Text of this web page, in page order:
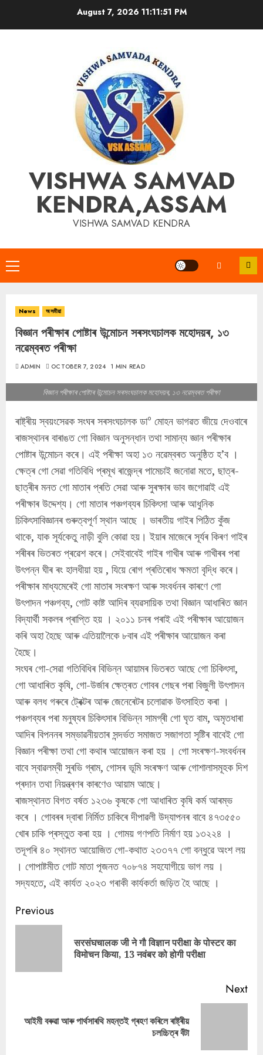
August 7, 2026 11:11:52 PM
VISHWA SAMVAD
KENDRA,ASSAM
VISHWA SAMVAD KENDRA
Primary
Menu
News অসমীয়া
বিজ্ঞান পৰীক্ষাৰ পোষ্টাৰ উন্মোচন সৰসংঘচালক মহোদয়ৰ, ১৩
নৱেম্বৰত পৰীক্ষা
ADMIN OCTOBER 7, 2024 1 MIN READ
বিজ্ঞান পৰীক্ষাৰ পোষ্টাৰ উন্মোচন সৰসংঘচালক মহোদয়ৰ, ১৩ নৱেম্বৰত পৰীক্ষা
ৰাষ্ট্ৰীয় স্বয়ংসেৱক সংঘৰ সৰসংঘচালক ডা° মোহন ভাগৱত জীয়ে দেওবাৰে
ৰাজস্থানৰ বাৰাঙত গো বিজ্ঞান অনুসন্ধান তথা সামান্য জ্ঞান পৰীক্ষাৰ
পোষ্টাৰ উন্মোচন কৰে।‌ এই পৰীক্ষা অহা ১৩ নৱেম্বৰত অনুষ্ঠিত হ’ব ।
ক্ষেত্ৰ গো সেৱা গতিবিধি প্ৰমূখ ৰাজেন্দ্ৰ পামেচাই জনোৱা মতে, ছাত্ৰ-
ছাত্ৰীৰ মনত গো মাতাৰ প্ৰতি সেৱা আৰু সুৰক্ষাৰ ভাব জগোৱাই এই
পৰীক্ষাৰ উদ্দেশ্য। গো মাতাৰ পঞ্চগব্যৰ চিকিৎসা আৰু আধুনিক
চিকিৎসাবিজ্ঞানৰ গুৰুত্বপূৰ্ণ স্থান আছে ।‌ ভাৰতীয় গাইৰ পিঠিত কুঁজ
থাকে, যাক সূৰ্যকেতু নাড়ী বুলি কোৱা হয়। ইয়াৰ মাজেৰে সূৰ্যৰ কিৰণ গাইৰ
শৰীৰৰ ভিতৰত প্ৰৱেশ কৰে। সেইবাবেই গাইৰ গাখীৰ আৰু গাখীৰৰ পৰা
উৎপন্ন ঘীৰ ৰং হালধীয়া হয় , যিয়ে ৰোগ প্ৰতিৰোধ ক্ষমতা বৃদ্ধি কৰে।
পৰীক্ষাৰ মাধ্যমেৰেই গো মাতাৰ সংৰক্ষণ আৰু সংবৰ্ধনৰ কাৰণে গো
উৎপাদন পঞ্চগব্য, গোট কাষ্ট আদিৰ ব্যৱসায়িক তথা বিজ্ঞান আধাৰিত জ্ঞান
বিদ্যাৰ্থী সকলৰ প্ৰাপ্তি হয় । ২০১১ চনৰ পৰাই এই পৰীক্ষাৰ আয়োজন
কৰি অহা হৈছে আৰু এতিয়ালৈকে ৮বাৰ এই পৰীক্ষাৰ আয়োজন কৰা
হৈছে।
সংঘৰ গো-সেৱা গতিবিধিৰ বিভিন্ন আয়ামৰ ভিতৰত আছে গো চিকিৎসা,
গো আধাৰিত কৃষি, গো-উৰ্জাৰ ক্ষেত্ৰত গোবৰ গেছৰ পৰা বিজুলী উৎপাদন
আৰু বলধ গৰুৰে ট্ৰেক্টৰ আৰু জেনেৰেটৰ চলোৱাক উৎসাহিত কৰা ।
পঞ্চগব্যৰ পৰা মনুষ্যৰ চিকিৎসাৰ বিভিন্ন সামগ্ৰী গো ঘৃত বাম, অমৃতধাৰা
আদিৰ বিপননৰ সম্ভাৱনীয়তাৰ সন্দৰ্ভত সমাজত সজাগতা সৃষ্টিৰ বাবেই গো
বিজ্ঞান পৰীক্ষা তথা গো কথাৰ আয়োজন কৰা হয় । গো সংৰক্ষণ-সংবৰ্ধনৰ
বাবে স্বাৱলম্বী সুৰভি গ্ৰাম, গোসৰ ভূমি সংৰক্ষণ আৰু গোশালাসমূহক দিশ
প্ৰদান তথা নিয়ন্ত্ৰণৰ কাৰণেও আয়াম আছে।
ৰাজস্থানত বিগত বৰ্ষত ১২৩৬ কৃষকে গো আধাৰিত কৃষি কৰ্ম আৰম্ভ
কৰে । গোবৰৰ দ্বাৰা নিৰ্মিত চাকিৰে দীপাৱলী উদ্‌যাপনৰ বাবে ৪৭৩৫৫০
খোৰ চাকি প্ৰস্তুত কৰা হয় । গোময় গণপতি নিৰ্মাণ হয় ১৩২২৪ ।
তদূপৰি ৪০ স্থানত আয়োজিত গো-কথাত ২৩৩৭৭ গো বন্ধুৱে অংশ লয়‌
। গোপাষ্টমীত গোট মাতা পূজনত ৭০৮৭৪ সহযোগীয়ে ভাগ লয় ।
সদ্যহতে, এই কাৰ্যত ২০২৩ গৰাকী কাৰ্যকৰ্তা জড়িত হৈ আছে ।
Continue
Reading
Previous
सरसंघचालक जी ने गौ विज्ञान परीक्षा के पोस्टर का
विमोचन किया, 13 नवंबर को होगी परीक्षा
Next
Next
আইমী বৰুৱা আৰু পাৰ্থসাৰথি মহন্তই গ্ৰহণ কৰিলে ৰাষ্ট্ৰীয়
চলচ্চিত্ৰ বঁটা